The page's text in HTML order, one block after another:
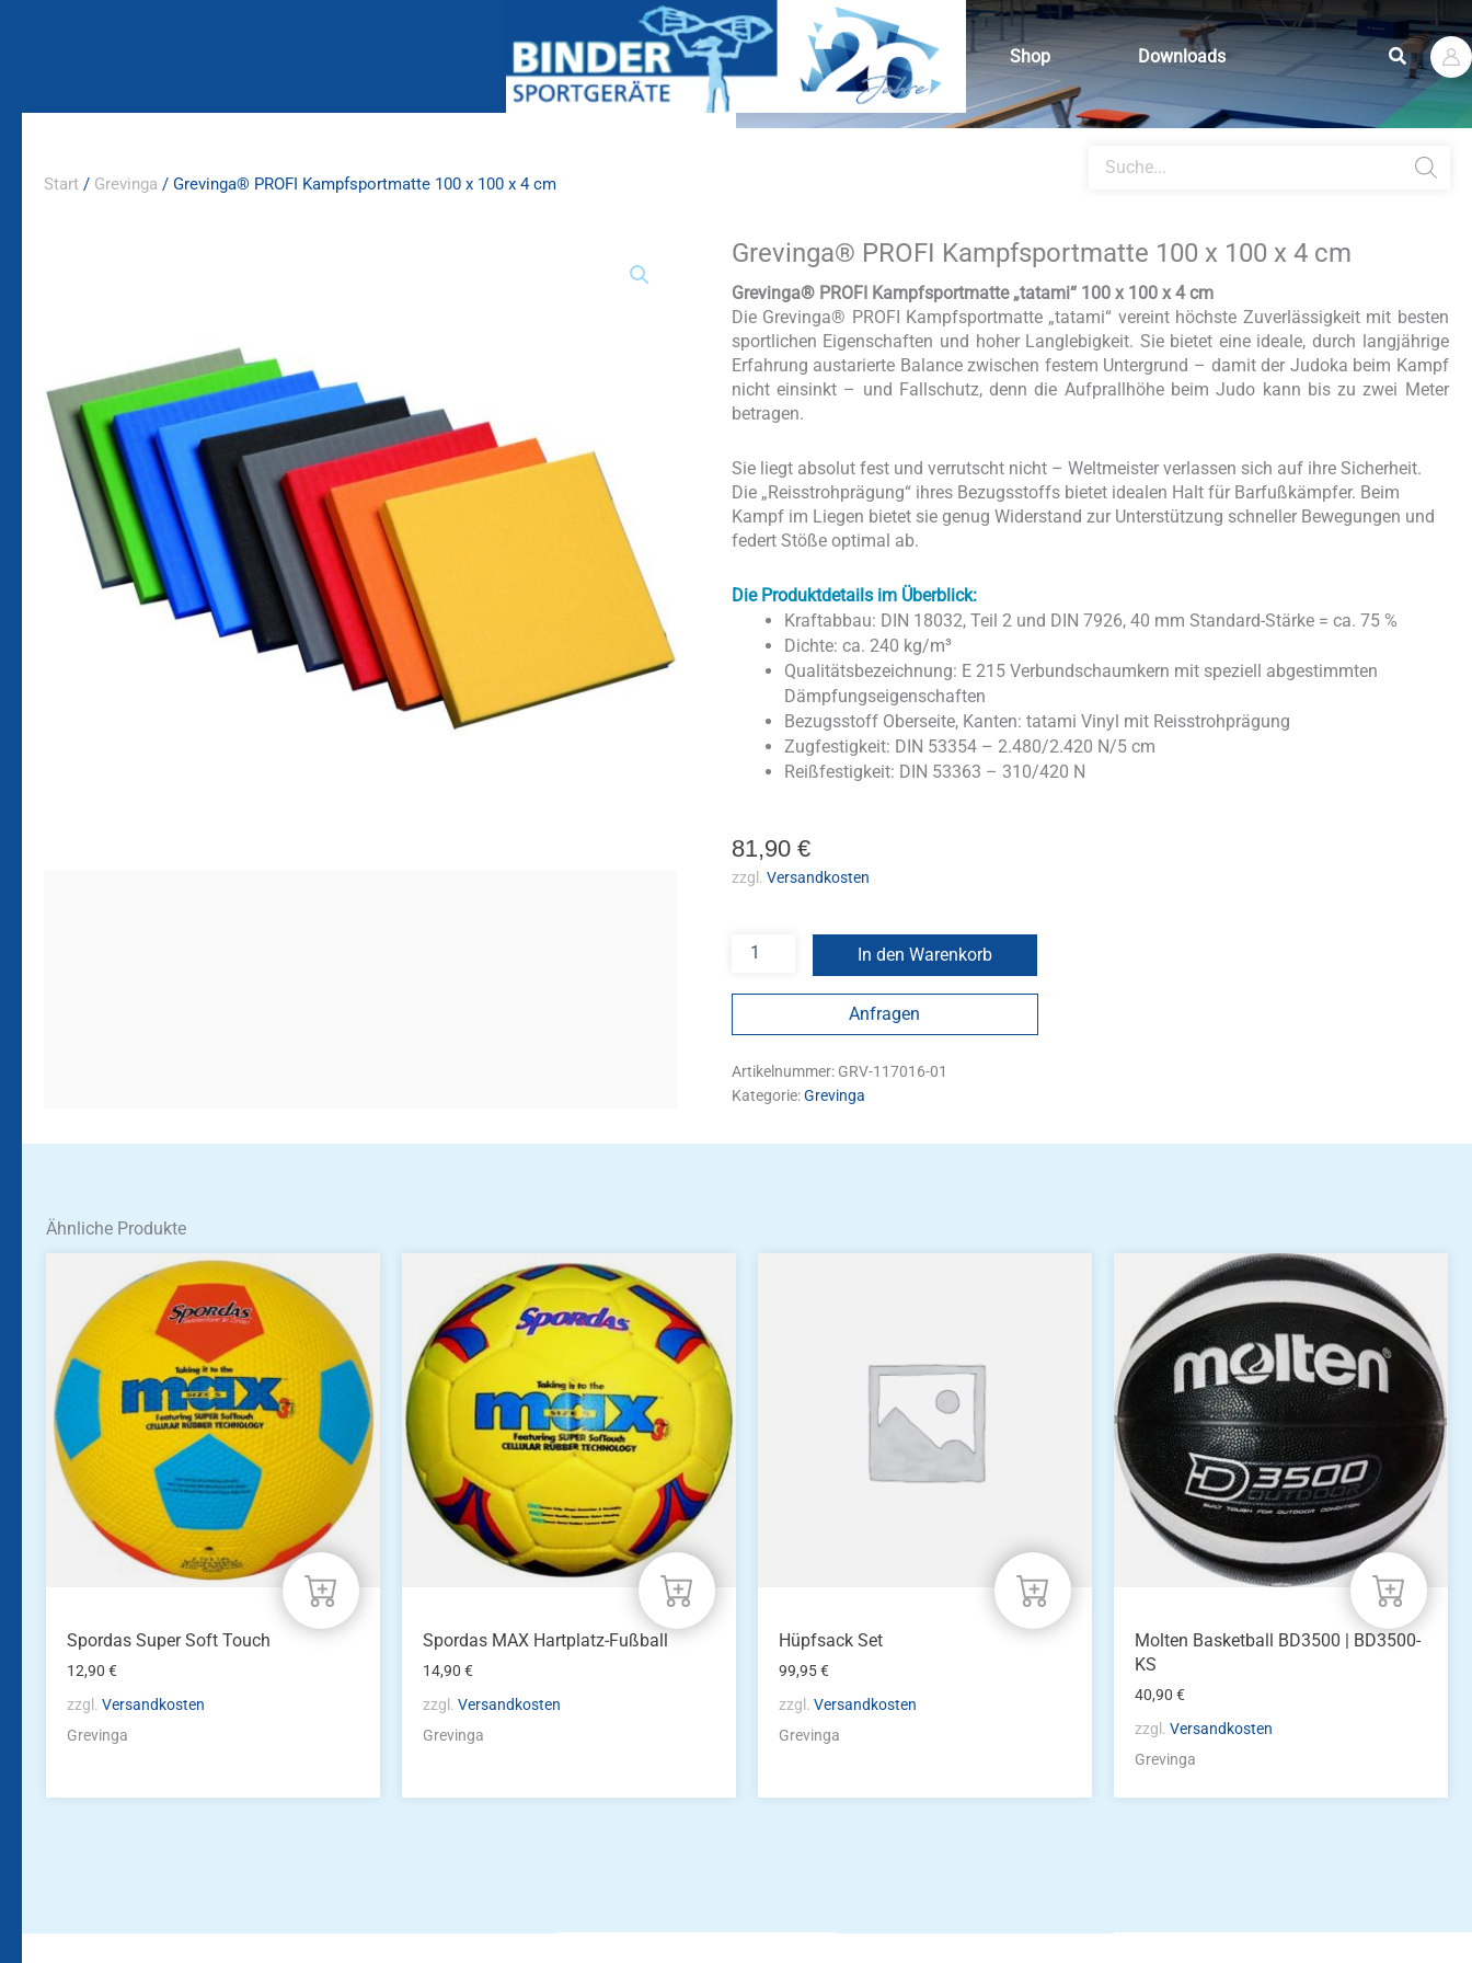
Shop Downloads Suchen
search
Start / Grevinga / Grevinga® PROFI Kampfsportmatte 100 x 100 x 4 cm
Grevinga® PROFI Kampfsportmatte 100 x 100 x 4 cm
Grevinga® PROFI Kampfsportmatte „tatami“ 100 x 100 x 4 cm
Die Grevinga® PROFI Kampfsportmatte „tatami“ vereint höchste Zuverlässigkeit mit besten
sportlichen Eigenschaften und hoher Langlebigkeit. Sie bietet eine ideale, durch langjährige
Erfahrung austarierte Balance zwischen festem Untergrund – damit der Judoka beim Kampf
nicht einsinkt – und Fallschutz, denn die Aufprallhöhe beim Judo kann bis zu zwei Meter
betragen.
Sie liegt absolut fest und verrutscht nicht – Weltmeister verlassen sich auf ihre Sicherheit.
Die „Reisstrohprägung“ ihres Bezugsstoffs bietet idealen Halt für Barfußkämpfer. Beim
Kampf im Liegen bietet sie genug Widerstand zur Unterstützung schneller Bewegungen und
federt Stöße optimal ab.
Die Produktdetails im Überblick:
Kraftabbau: DIN 18032, Teil 2 und DIN 7926, 40 mm Standard-Stärke = ca. 75 %
Dichte: ca. 240 kg/m³
Qualitätsbezeichnung: E 215 Verbundschaumkern mit speziell abgestimmten
Dämpfungseigenschaften
Bezugsstoff Oberseite, Kanten: tatami Vinyl mit Reisstrohprägung
Zugfestigkeit: DIN 53354 – 2.480/2.420 N/5 cm
Reißfestigkeit: DIN 53363 – 310/420 N
81,90 €
zzgl. Versandkosten
Grevinga®
Kampfsportmatte
100
x
100
4
cm
In den Warenkorb
Anfragen
Artikelnummer: GRV-117016-01
Kategorie:Grevinga
Ähnliche Produkte
Spordas Super Soft Touch
12,90€
zzgl.Versandkosten
Grevinga
Spordas MAX Hartplatz-Fußball
14,90€
zzgl.Versandkosten
Grevinga
Hüpfsack Set
99,95€
zzgl.Versandkosten
Grevinga
Molten Basketball BD3500 | BD3500-
KS
40,90€
zzgl.Versandkosten
Grevinga